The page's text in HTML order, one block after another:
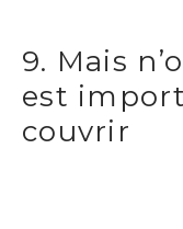
9. Mais
est
couvrir